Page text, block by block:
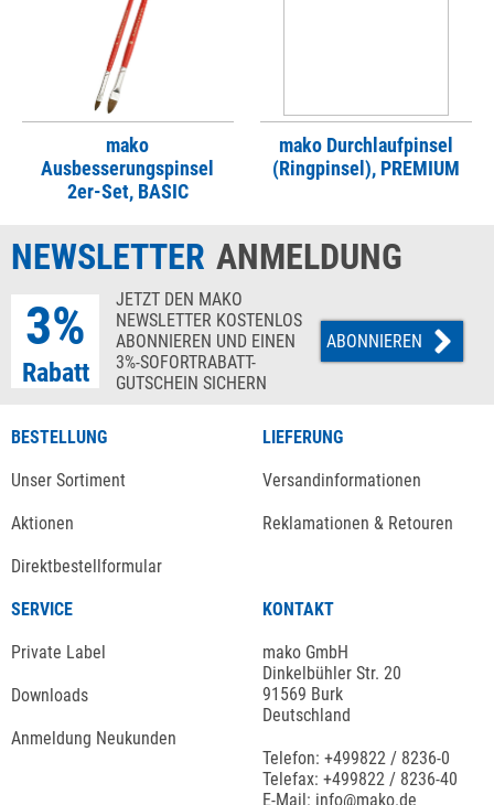
mako
Ausbesserungspinsel
2er-Set, BASIC
mako Durchlaufpinsel
(Ringpinsel), PREMIUM
NEWSLETTER ANMELDUNG
3%
Rabatt
JETZT DEN MAKO
NEWSLETTER KOSTENLOS
ABONNIEREN UND EINEN
3%-SOFORTRABATT-
GUTSCHEIN SICHERN
ABONNIEREN
BESTELLUNG
Unser Sortiment
Aktionen
Direktbestellformular
LIEFERUNG
Versandinformationen
Reklamationen & Retouren
SERVICE
Private Label
Downloads
Anmeldung Neukunden
KONTAKT
mako GmbH
Dinkelbühler Str. 20
91569 Burk
Deutschland
Telefon: +499822 / 8236-0
Telefax: +499822 / 8236-40
E-Mail: info@mako.de